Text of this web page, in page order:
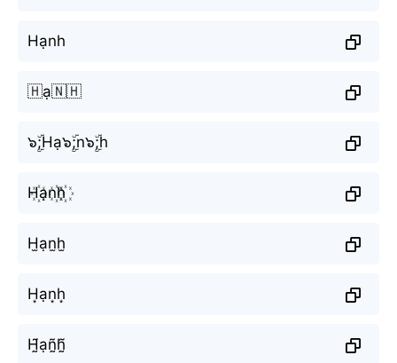
Hạnh
🇭ạ🇳🇭
๖ۣۜ;Hạ๖ۣۜ;n๖ۣۜ;h
H꙰ạn꙰h꙰
H̫ạn̫h̫
H͙ạn͙h͙
H̰̃ạñ̰h̰̃